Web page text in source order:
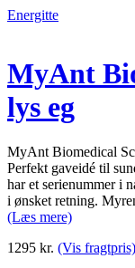
Energitte
MyAnt
lys eg
MyAnt Biomedical
Perfekt gaveidé til
har et serienummer i
i ønsket retning.
(Læs mere)
1295 kr. (Vis fragtpris)